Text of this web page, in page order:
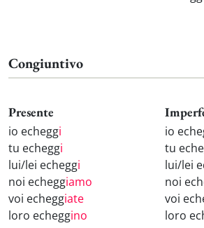
Congiuntivo
Presente
io echeggi
tu echeggi
lui/lei echeggi
noi echeggiamo
voi echeggiate
loro echeggino
io
tu
lui/lei
noi
voi
loro